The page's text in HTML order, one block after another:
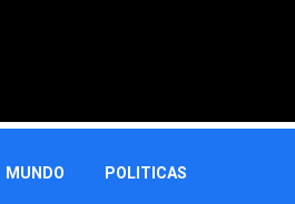
MUNDO POLITICAS